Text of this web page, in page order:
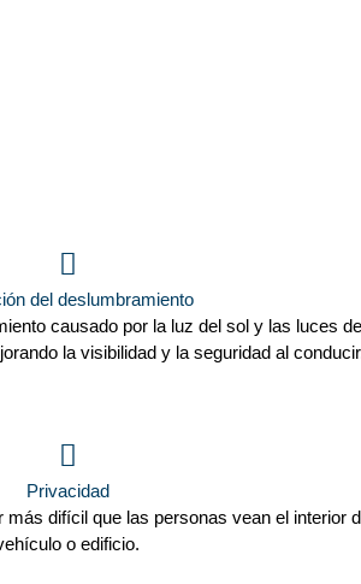
del deslumbramiento
causado por la luz del sol y las luces
la visibilidad y la seguridad al
Privacidad
difícil que las personas vean el interior
o edificio.